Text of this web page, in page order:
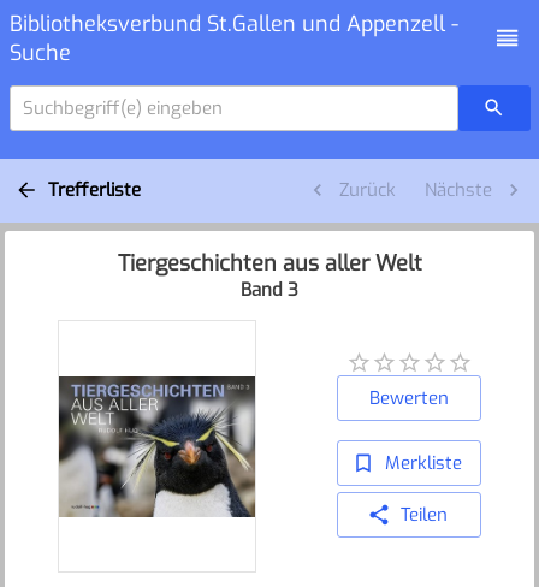
Bibliotheksverbund St.Gallen und Appenzell -
Suche
Suchbegriff(e) eingeben
Trefferliste Zurück Nächste
Tiergeschichten aus aller Welt
Band 3
Bewerten
Merkliste
Teilen